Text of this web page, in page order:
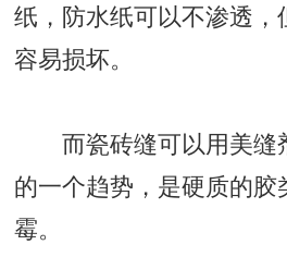
纸，防水纸可以不渗透，
容易损坏。
而瓷砖缝可以用美缝
的一个趋势，是硬质的胶
霉。